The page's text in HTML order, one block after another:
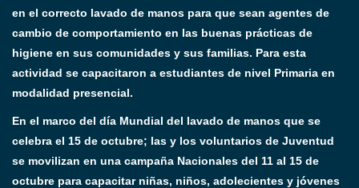
en el correcto lavado de manos para que sean agentes de
cambio de comportamiento en las buenas prácticas de
higiene en sus comunidades y sus familias. Para esta
actividad se capacitaron a estudiantes de nivel Primaria en
modalidad presencial.
En el marco del día Mundial del lavado de manos que se
celebra el 15 de octubre; las y los voluntarios de Juventud
se movilizan en una campaña Nacionales del 11 al 15 de
octubre para capacitar niñas, niños, adolecientes y jóvenes